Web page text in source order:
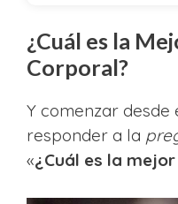
¿Cuál es la
Corporal?
Y comenzar desde
responder a la
«¿Cuál es la